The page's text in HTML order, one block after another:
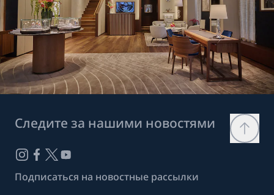
Следите за нашими новостями
Подписаться на новостные рассылки